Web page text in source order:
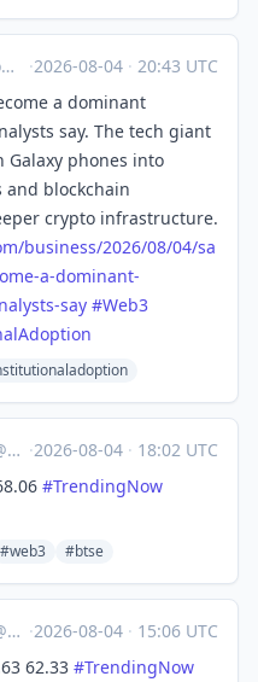
·2026-08-04 · 20:43 UTC
a dominant
say. The tech giant
Galaxy phones into
blockchain
crypto infrastructure.
business/2026/08/04/sa
a-dominant-
say #Web3
·2026-08-04 · 18:02 UTC
#TrendingNow
#web3 #btse
·2026-08-04 · 15:06 UTC
62.33 #TrendingNow